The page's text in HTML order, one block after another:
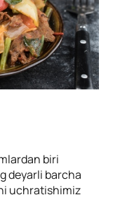
biri
deyarli barcha
uchratishimiz